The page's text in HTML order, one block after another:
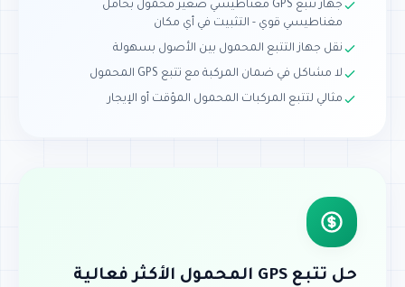
جهاز تتبع GPS مغناطيسي صغير محمول بحامل
مغناطيسي قوي - التثبيت في أي مكان
نقل جهاز التتبع المحمول بين الأصول بسهولة
لا مشاكل في ضمان المركبة مع تتبع GPS المحمول
مثالي لتتبع المركبات المحمول المؤقت أو الإيجار
حل تتبع GPS المحمول الأكثر فعالية